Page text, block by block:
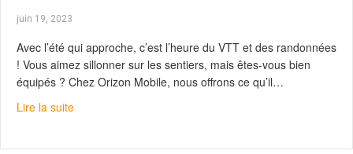
juin 19, 2023
Avec l’été qui approche, c’est l’heure du VTT et des randonnées
! Vous aimez sillonner sur les sentiers, mais êtes-vous bien
équipés ? Chez Orizon Mobile, nous offrons ce qu’il…
Lire la suiteabout Téléphonie satellite : Restez connectés, peu